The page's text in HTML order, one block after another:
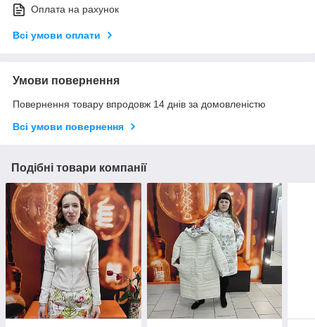
Оплата на рахунок
Всі умови оплати
Умови повернення
Повернення товару впродовж 14 днів за домовленістю
Всі умови повернення
Подібні товари компанії